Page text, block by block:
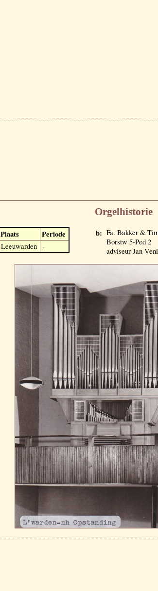
Plaats Periode
Leeuwarden -
Orgelhistorie
b: Fa. Bakker &
Borstw 5-Ped 2
adviseur Jan